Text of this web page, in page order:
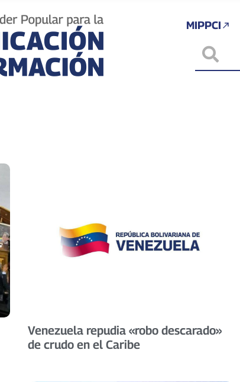
MIPPCI
Venezuela repudia «robo descarado»
de crudo en el Caribe